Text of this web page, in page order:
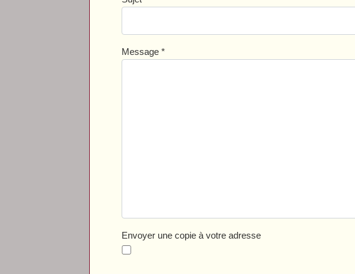
Message *
Envoyer une copie à votre adresse